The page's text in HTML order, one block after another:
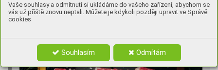
Vaše souhlasy a odmítnutí si ukládáme do vašeho zařízení, abychom se
vás už příště znovu neptali. Můžete je kdykoli později upravit ve Správě
cookies
Souhlasím Odmítám
JEHNĚČÍ KOTLETKY NA ŠALVĚJI